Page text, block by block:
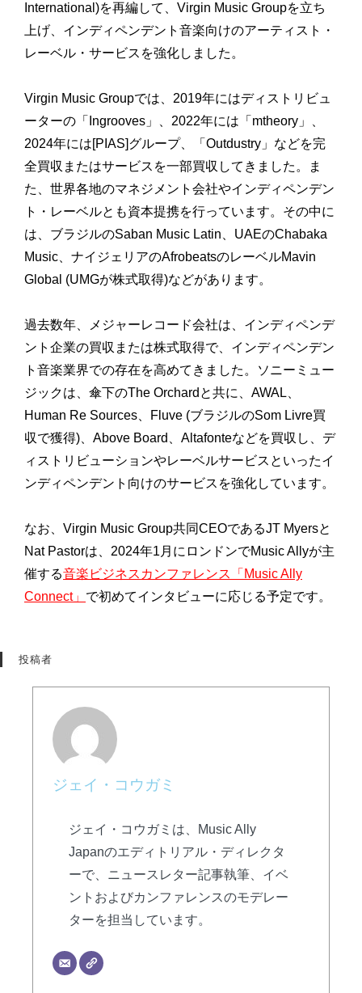
International)を再編して、Virgin Music Groupを立ち
上げ、インディペンデント音楽向けのアーティスト・
レーベル・サービスを強化しました。
Virgin Music Groupでは、2019年にはディストリビュ
ーターの「Ingrooves」、2022年には「mtheory」、
2024年には[PIAS]グループ、「Outdustry」などを完
全買収またはサービスを一部買収してきました。ま
た、世界各地のマネジメント会社やインディペンデン
ト・レーベルとも資本提携を行っています。その中に
は、ブラジルのSaban Music Latin、UAEのChabaka
Music、ナイジェリアのAfrobeatsのレーベルMavin
Global (UMGが株式取得)などがあります。
過去数年、メジャーレコード会社は、インディペンデ
ント企業の買収または株式取得で、インディペンデン
ト音楽業界での存在を高めてきました。ソニーミュー
ジックは、傘下のThe Orchardと共に、AWAL、
Human Re Sources、Fluve (ブラジルのSom Livre買
収で獲得)、Above Board、Altafonteなどを買収し、デ
ィストリビューションやレーベルサービスといったイ
ンディペンデント向けのサービスを強化しています。
なお、Virgin Music Group共同CEOであるJT Myersと
Nat Pastorは、2024年1月にロンドンでMusic Allyが主
催する音楽ビジネスカンファレンス「Music Ally
Connect」 で初めてインタビューに応じる予定です。
投稿者
ジェイ・コウガミ
ジェイ・コウガミは、Music Ally
Japanのエディトリアル・ディレクタ
ーで、ニュースレター記事執筆、イベ
ントおよびカンファレンスのモデレー
ターを担当しています。